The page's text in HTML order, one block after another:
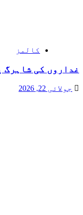
کالمز
غداروں کی شاہرگ
جولائی 22, 2026